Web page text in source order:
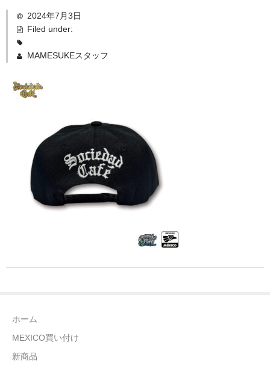
MEXICO買い付け
新商品
全商品（ウェア）
ロングTシャツ
ゲームシャツ
コーチジャケット
ヘッドギア
ORIGINAL
STILL 90’s
2024年7月3日
Filed under:
MAMESUKEスタッフ
ホーム
MEXICO買い付け
新商品